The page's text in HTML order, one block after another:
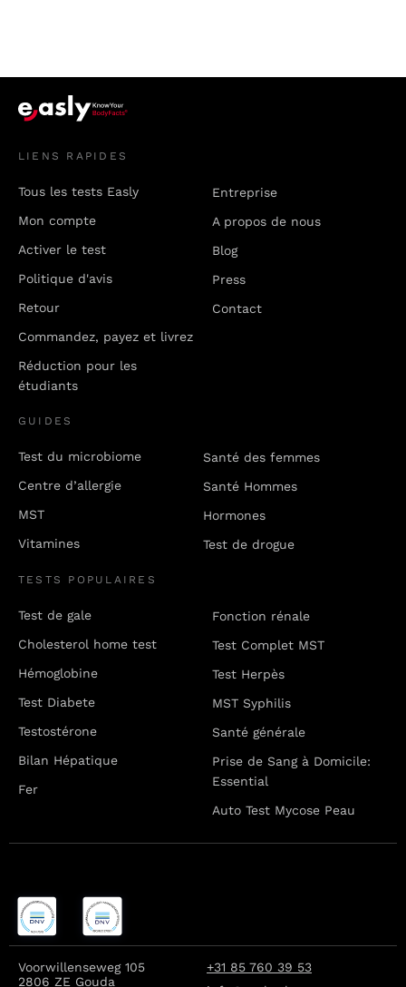
LIENS RAPIDES
Tous les tests Easly
Mon compte
Activer le test
Politique d'avis
Retour
Commandez, payez et livrez
Réduction pour les
étudiants
Entreprise
A propos de nous
Blog
Press
Contact
GUIDES
Test du microbiome
Centre d’allergie
MST
Vitamines
Santé des femmes
Santé Hommes
Hormones
Test de drogue
TESTS POPULAIRES
Test de gale
Cholesterol home test
Hémoglobine
Test Diabete
Testostérone
Bilan Hépatique
Fer
Fonction rénale
Test Complet MST
Test Herpès
MST Syphilis
Santé générale
Prise de Sang à Domicile:
Essential
Auto Test Mycose Peau
Voorwillenseweg 105
2806 ZE Gouda
+31 85 760 39 53